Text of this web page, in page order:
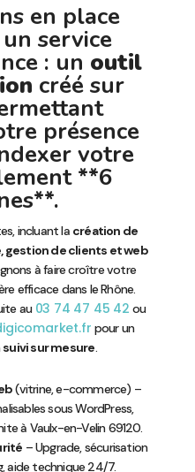
en place
service
: un outil
créé sur
présence
votre
**6
incluant la création de
de clients et web
à faire croître votre
efficace dans le Rhône.
au 03 74 47 45 42 ou
pour un
suivi sur mesure.
(vitrine, e-commerce) –
sous WordPress,
à Vaulx-en-Velin 69120.
– Upgrade, sécurisation
aide technique 24/7.